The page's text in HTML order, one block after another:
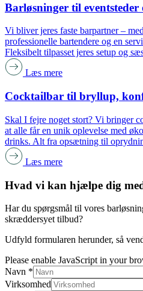
Barløsninger til eventsteder
Vi bliver jeres faste barpartner –
professionelle bartendere og en
Fleksibelt tilpasset jeres setup og
Læs mere
Cocktailbar til bryllup,
Skal I fejre noget stort? Vi bringer
at alle får en unik oplevelse med
drinks. Alt fra opsætning til
Læs mere
Hvad vi kan hjælpe dig
Har du spørgsmål til vores
skræddersyet tilbud?
Udfyld formularen herunder, så
Please enable JavaScript in your
Navn *
Virksomhed